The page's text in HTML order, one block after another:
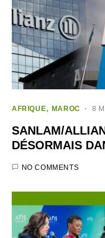
AFRIQUE MAROC 8
SANLAM/
DÉSORMAIS
NO COMMENTS